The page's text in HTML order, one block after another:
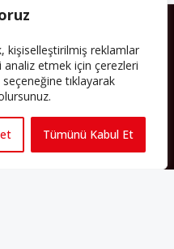
kişiselleştirilmiş reklamlar
etmek için çerezleri
tıklayarak
Tümünü Kabul Et
bırakırken Müslümanlar da
Bu durum “vatan”,
kavramın çift taraflı olarak
yerleşik bir Müslüman
ve siyasi düzen için, hem
kapı araladı.